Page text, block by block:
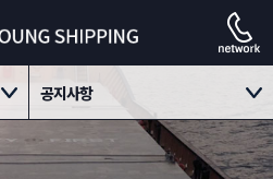
공지사항
공지사항